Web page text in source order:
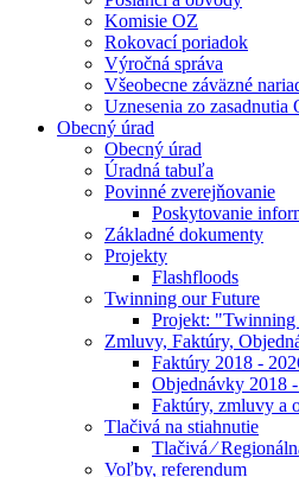
Komisie OZ
Rokovací poriadok
Výročná správa
Všeobecne záväzné
Uznesenia zo zasadnutia
Obecný úrad
Obecný úrad
Úradná tabuľa
Povinné zverejňovanie
Poskytovanie
Základné dokumenty
Projekty
Flashfloods
Twinning our Future
Projekt: "Twinning
Zmluvy, Faktúry,
Faktúry 2018 -
Objednávky 2018
Faktúry, zmluvy a
Tlačivá na stiahnutie
Tlačivá ⁄
Voľby, referendum